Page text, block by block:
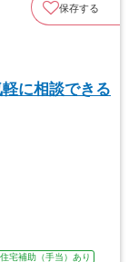
保存する
に相談できる
住宅補助（手当）あり